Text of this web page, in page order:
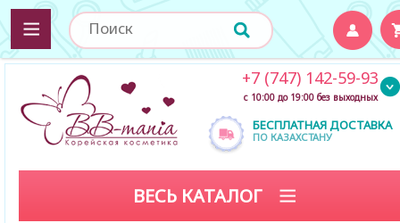
БЕСПЛАТНАЯ ДОСТАВКА
ПО КАЗАХСТАНУ
+7 (747) 142-59-93
с 10:00 до 19:00 без выходных
ВЕСЬ КАТАЛОГ